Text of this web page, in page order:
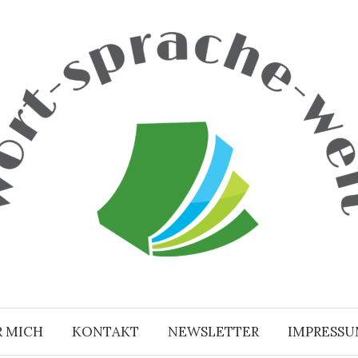
MICH KONTAKT NEWSLETTER